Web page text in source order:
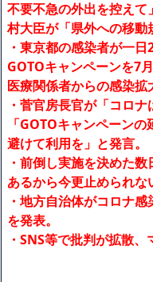
不要不急の外出を控え
村大臣が「県外への移
・東京都の感染者が一
GOTOキャンペーンを7
医療関係者からの感染拡
・菅官房長官が「コロ
「GOTOキャンペーン
避けて利用を」と発言。
・前倒し実施を決めた
あるから今更止められな
・地方自治体がコロナ
を発表。
・SNS等で批判が拡散、